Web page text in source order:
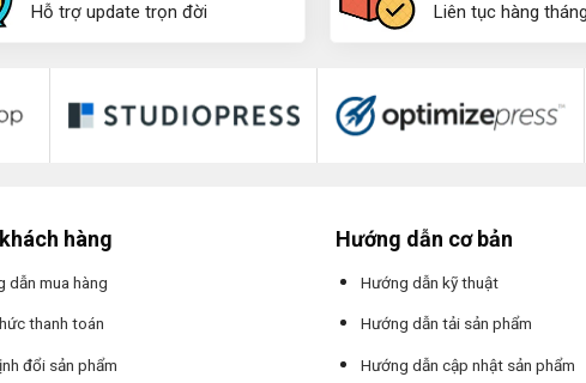
Hỗ trợ update trọn đời Liên tục hàng tháng
hàng
dẫn mua hàng
thanh toán
đổi sản phẩm
Hướng dẫn cơ bản
Hướng dẫn kỹ thuật
Hướng dẫn tải sản phẩm
Hướng dẫn cập nhật sản phẩm